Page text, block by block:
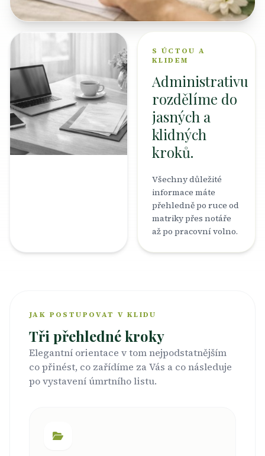
S ÚCTOU A
KLIDEM
Administrativu
rozdělíme do
jasných a
klidných
kroků.
Všechny důležité
informace máte
přehledně po ruce od
matriky přes notáře
až po pracovní volno.
JAK POSTUPOVAT V KLIDU
Tři přehledné kroky
Elegantní orientace v tom nejpodstatnějším
co přinést, co zařídíme za Vás a co následuje
po vystavení úmrtního listu.